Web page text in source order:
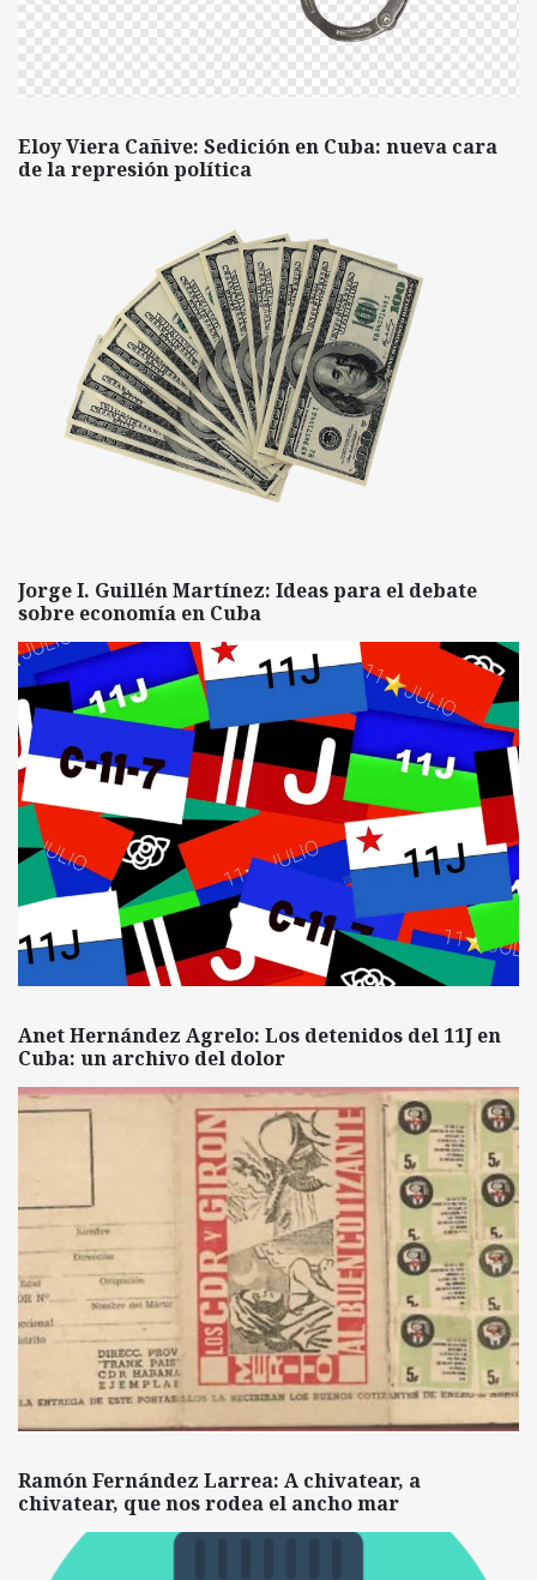
Eloy Viera Cañive: Sedición en Cuba: nueva cara
de la represión política
Jorge I. Guillén Martínez: Ideas para el debate
sobre economía en Cuba
Anet Hernández Agrelo: Los detenidos del 11J en
Cuba: un archivo del dolor
Ramón Fernández Larrea: A chivatear, a
chivatear, que nos rodea el ancho mar